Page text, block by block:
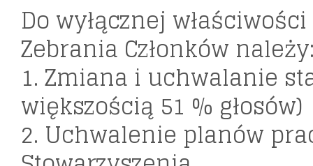
Do wyłącznej
Zebrania Członków
1. Zmiana i uchwalanie
większością 51 % głosów)
2. Uchwalenie planów